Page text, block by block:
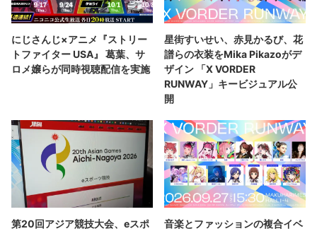
にじさんじ×アニメ『ストリー
トファイター USA』 葛葉、サ
ロメ嬢らが同時視聴配信を実施
星街すいせい、赤見かるび、花
譜らの衣装をMika Pikazoがデ
ザイン 「X VORDER
RUNWAY」キービジュアル公
開
第20回アジア競技大会、eスポ
音楽とファッションの複合イベ